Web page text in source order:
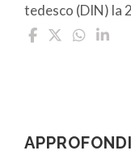
tedesco (DIN) la